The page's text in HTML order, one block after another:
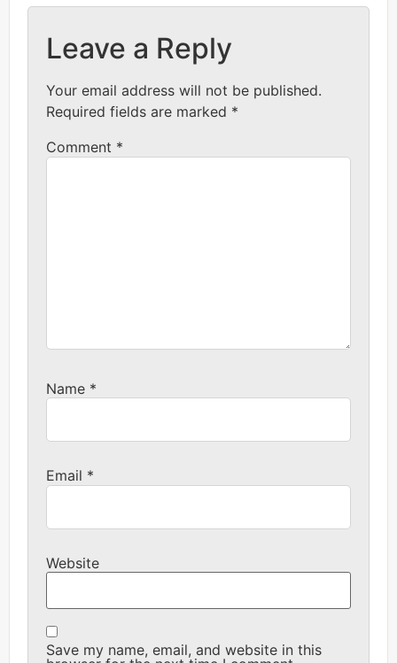
Leave a Reply
Your email address will not be published.
Required fields are marked *
Comment *
Name *
Email *
Website
Save my name, email, and website in this